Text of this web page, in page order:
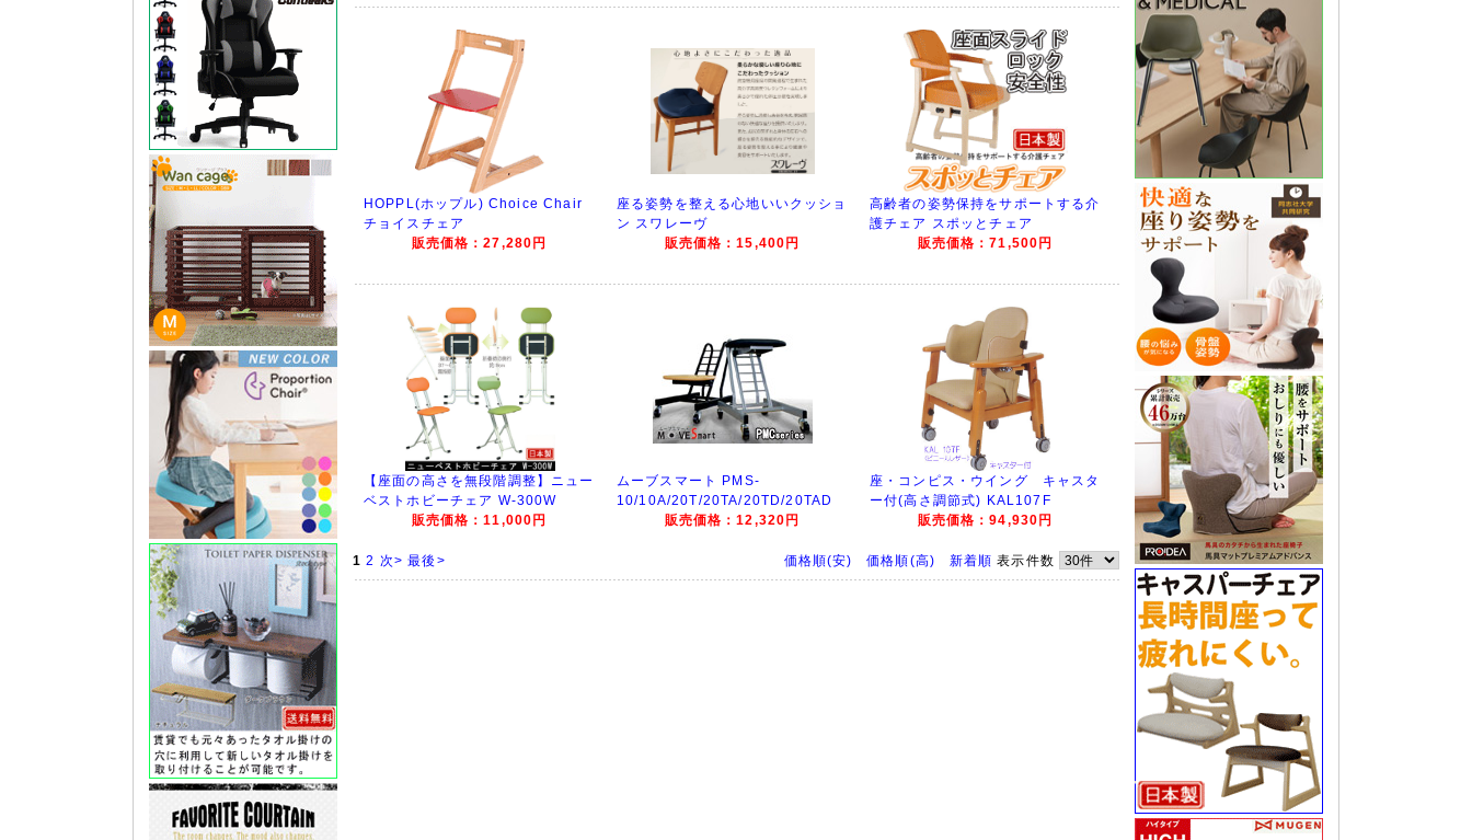
HOPPL(ホップル) Choice Chair
チョイスチェア
販売価格：27,280円
座る姿勢を整える心地いいクッショ
ン スワレーヴ
販売価格：15,400円
高齢者の姿勢保持をサポートする介
護チェア スポッとチェア
販売価格：71,500円
【座面の高さを無段階調整】ニュー
ベストホビーチェア W-300W
販売価格：11,000円
ムーブスマート PMS-
10/10A/20T/20TA/20TD/20TAD
販売価格：12,320円
座・コンピス・ウイング キャスタ
ー付(高さ調節式) KAL107F
販売価格：94,930円
価格順(安) 価格順(高) 新着順 表示件数
1 2 次> 最後>